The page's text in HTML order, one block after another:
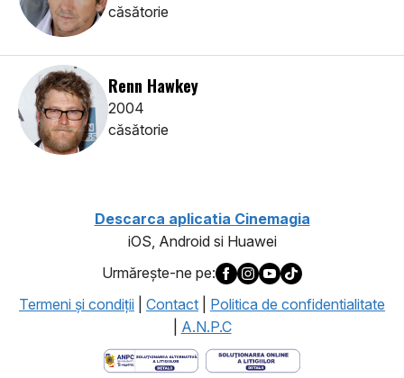
căsătorie
Renn Hawkey
2004
căsătorie
Descarca aplicatia Cinemagia
iOS, Android si Huawei
Urmăreşte-ne pe:
Termeni şi condiţii
Contact
Politica de confidentialitate
A.N.P.C